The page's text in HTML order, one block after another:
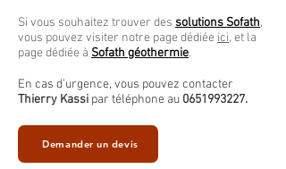
Si vous souhaitez trouver des solutions Sofath,
vous pouvez visiter notre page dédiée ici, et la
page dédiée à Sofath géothermie.
En cas d'urgence, vous pouvez contacter
Thierry Kassi par téléphone au 0651993227.
Demander un devis